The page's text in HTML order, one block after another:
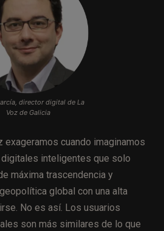
director digital de La
Voz de Galicia
exageramos cuando imaginamos
inteligentes que solo
máxima trascendencia y
global con una alta
No es así. Los usuarios
son más similares de lo que